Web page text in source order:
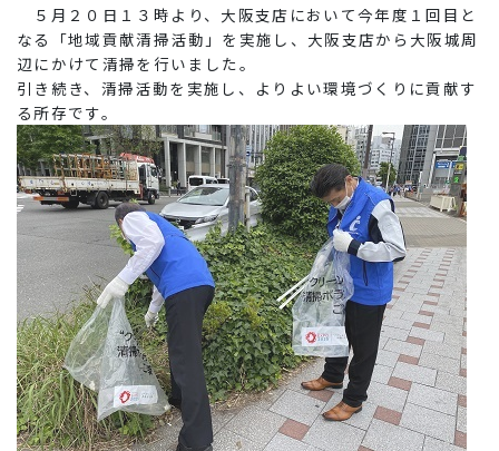
NISEKO PROJECTS
閉じる
５月２０日１３時より、大阪支店において今年度１回目と
なる「地域貢献清掃活動」を実施し、大阪支店から大阪城周
辺にかけて清掃を行いました。
引き続き、清掃活動を実施し、よりよい環境づくりに貢献す
る所存です。